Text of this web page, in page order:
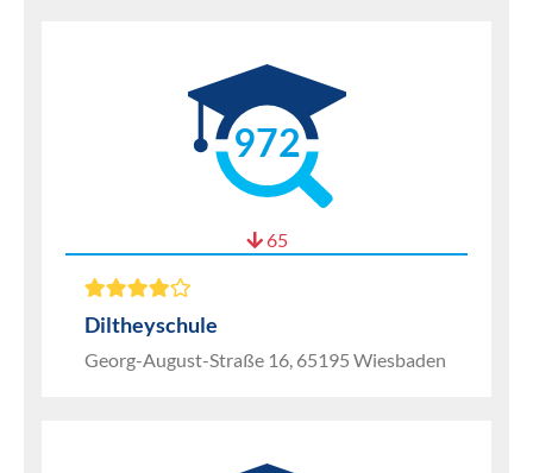
972
65
Diltheyschule
Georg-August-Straße 16, 65195 Wiesbaden